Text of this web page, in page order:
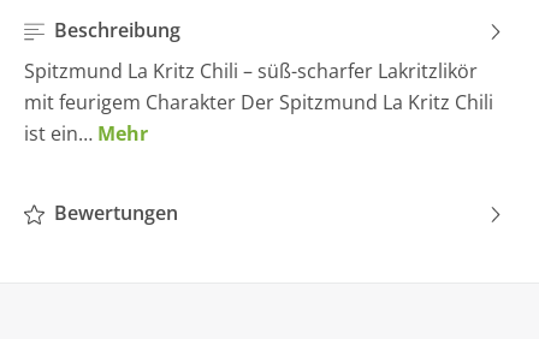
Beschreibung
Spitzmund La Kritz Chili – süß-scharfer Lakritzlikör
mit feurigem Charakter Der Spitzmund La Kritz Chili
ist ein… Mehr
Bewertungen